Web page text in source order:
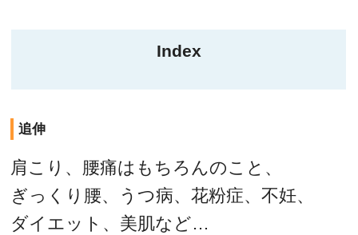
Index
追伸
肩こり、腰痛はもちろんのこと、
ぎっくり腰、うつ病、花粉症、不妊、
ダイエット、美肌など…